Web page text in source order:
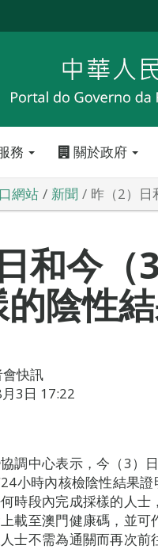
務 關於政府
網站 新聞 昨（2）日
和今（
陰性
快訊
3日 17:22
調中心表示，今（3）
小時內核檢陰性結果
時段內完成採樣的人
載至澳門健康碼，並
士不需為通關而再次前